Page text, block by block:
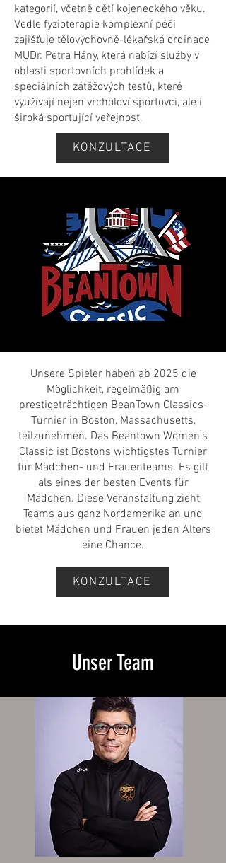
kategorií, včetně dětí kojeneckého věku.
Vedle fyzioterapie komplexní péči
zajišťuje tělovýchovně-lékařská ordinace
MUDr. Petra Hány, která nabízí služby v
oblasti sportovních prohlídek a
speciálních zátěžových testů, které
využívají nejen vrcholoví sportovci, ale i
široká sportující veřejnost.
KONZULTACE
Unsere Spieler haben ab 2025 die
Möglichkeit, regelmäßig am
prestigeträchtigen BeanTown Classics-
Turnier in Boston, Massachusetts,
teilzunehmen. Das Beantown Women's
Classic ist Bostons wichtigstes Turnier
für Mädchen- und Frauenteams. Es gilt
als eines der besten Events für
Mädchen. Diese Veranstaltung zieht
Teams aus ganz Nordamerika an und
bietet Mädchen und Frauen jeden Alters
eine Chance.
KONZULTACE
Unser Team